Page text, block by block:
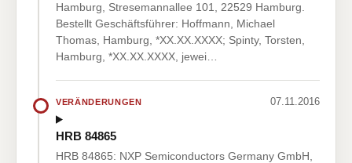
Hamburg, Stresemannallee 101, 22529 Hamburg.
Bestellt Geschäftsführer: Hoffmann, Michael
Thomas, Hamburg, *XX.XX.XXXX; Spinty, Torsten,
Hamburg, *XX.XX.XXXX, jewei…
VERÄNDERUNGEN 07.11.2016
HRB 84865
HRB 84865: NXP Semiconductors Germany GmbH,